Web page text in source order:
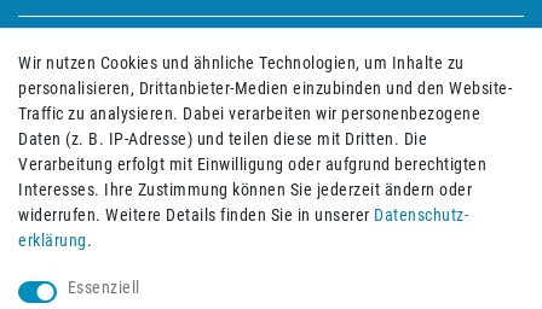
Bequem und sicher bezahlen mit
Wir nutzen Cookies und ähnliche Technologien, um Inhalte zu
personalisieren, Drittanbieter-Medien einzubinden und den Website-
Traffic zu analysieren. Dabei verarbeiten wir personenbezogene
Daten (z. B. IP-Adresse) und teilen diese mit Dritten. Die
Verarbeitung erfolgt mit Einwilligung oder aufgrund berechtigten
Interesses. Ihre Zustimmung können Sie jederzeit ändern oder
widerrufen. Weitere Details finden Sie in unserer Daten­schutz­
erklärung.
Essenziell